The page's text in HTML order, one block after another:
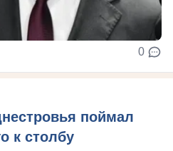
0
поймал
к столбу